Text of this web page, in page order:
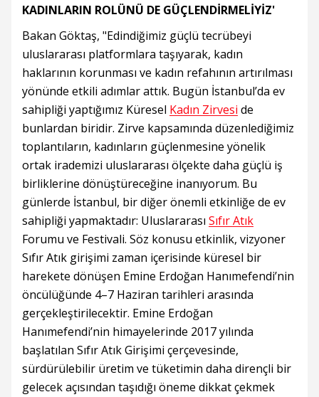
KADINLARIN ROLÜNÜ DE GÜÇLENDİRMELİYİZ'
Bakan Göktaş, "Edindiğimiz güçlü tecrübeyi
uluslararası platformlara taşıyarak, kadın
haklarının korunması ve kadın refahının artırılması
yönünde etkili adımlar attık. Bugün İstanbul’da ev
sahipliği yaptığımız Küresel Kadın Zirvesi de
bunlardan biridir. Zirve kapsamında düzenlediğimiz
toplantıların, kadınların güçlenmesine yönelik
ortak irademizi uluslararası ölçekte daha güçlü iş
birliklerine dönüştüreceğine inanıyorum. Bu
günlerde İstanbul, bir diğer önemli etkinliğe de ev
sahipliği yapmaktadır: Uluslararası Sıfır Atık
Forumu ve Festivali. Söz konusu etkinlik, vizyoner
Sıfır Atık girişimi zaman içerisinde küresel bir
harekete dönüşen Emine Erdoğan Hanımefendi’nin
öncülüğünde 4–7 Haziran tarihleri arasında
gerçekleştirilecektir. Emine Erdoğan
Hanımefendi’nin himayelerinde 2017 yılında
başlatılan Sıfır Atık Girişimi çerçevesinde,
sürdürülebilir üretim ve tüketimin daha dirençli bir
gelecek açısından taşıdığı öneme dikkat çekmek